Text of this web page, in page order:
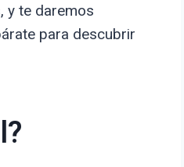
y te daremos
para descubrir